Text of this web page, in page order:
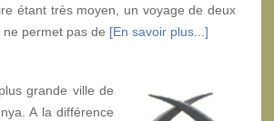
étant très moyen, un voyage de deux
permet pas de [En savoir plus...]
grande ville de
A la différence